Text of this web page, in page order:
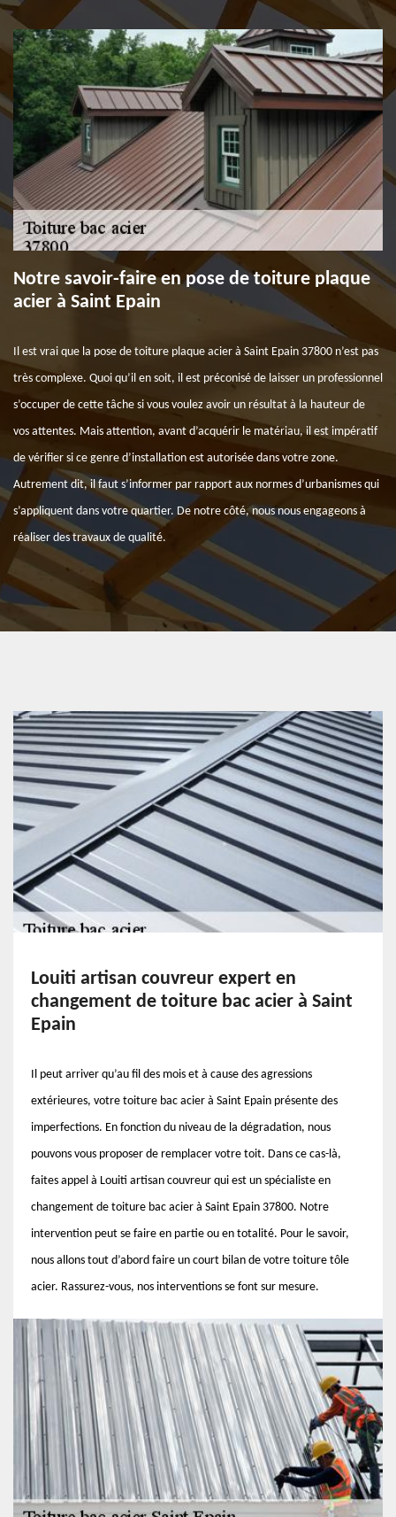
Notre savoir-faire en pose de toiture plaque
acier à Saint Epain
Il est vrai que la pose de toiture plaque acier à Saint Epain 37800 n’est pas
très complexe. Quoi qu’il en soit, il est préconisé de laisser un professionnel
s’occuper de cette tâche si vous voulez avoir un résultat à la hauteur de
vos attentes. Mais attention, avant d’acquérir le matériau, il est impératif
de vérifier si ce genre d’installation est autorisée dans votre zone.
Autrement dit, il faut s’informer par rapport aux normes d’urbanismes qui
s’appliquent dans votre quartier. De notre côté, nous nous engageons à
réaliser des travaux de qualité.
Louiti artisan couvreur expert en
changement de toiture bac acier à Saint
Epain
Il peut arriver qu’au fil des mois et à cause des agressions
extérieures, votre toiture bac acier à Saint Epain présente des
imperfections. En fonction du niveau de la dégradation, nous
pouvons vous proposer de remplacer votre toit. Dans ce cas-là,
faites appel à Louiti artisan couvreur qui est un spécialiste en
changement de toiture bac acier à Saint Epain 37800. Notre
intervention peut se faire en partie ou en totalité. Pour le savoir,
nous allons tout d’abord faire un court bilan de votre toiture tôle
acier. Rassurez-vous, nos interventions se font sur mesure.